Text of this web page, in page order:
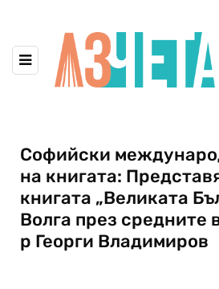
Софийски
на книгата:
книгата „Великата
Волга през средните
р Георги Владимиров